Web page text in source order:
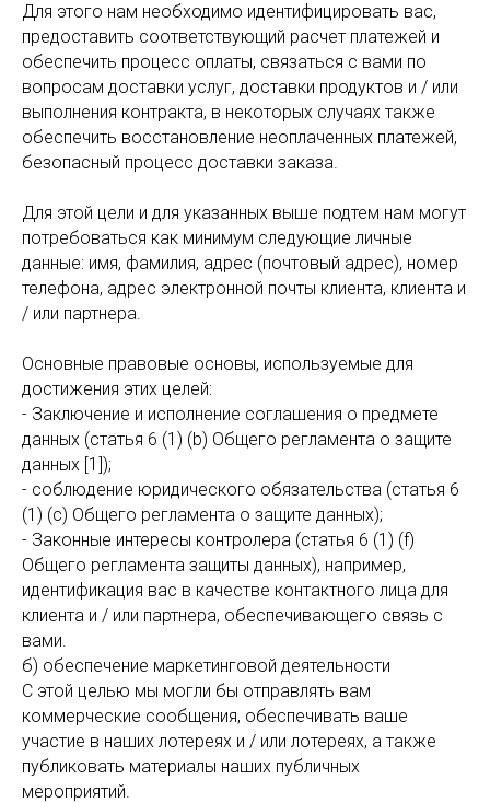
Для этого нам необходимо идентифицировать вас,
предоставить соответствующий расчет платежей и
обеспечить процесс оплаты, связаться с вами по
вопросам доставки услуг, доставки продуктов и / или
выполнения контракта, в некоторых случаях также
обеспечить восстановление неоплаченных платежей,
безопасный процесс доставки заказа.
Для этой цели и для указанных выше подтем нам могут
потребоваться как минимум следующие личные
данные: имя, фамилия, адрес (почтовый адрес), номер
телефона, адрес электронной почты клиента, клиента и
/ или партнера.
Основные правовые основы, используемые для
достижения этих целей:
- Заключение и исполнение соглашения о предмете
данных (статья 6 (1) (b) Общего регламента о защите
данных [1]);
- соблюдение юридического обязательства (статья 6
(1) (с) Общего регламента о защите данных);
- Законные интересы контролера (статья 6 (1) (f)
Общего регламента защиты данных), например,
идентификация вас в качестве контактного лица для
клиента и / или партнера, обеспечивающего связь с
вами.
б) обеспечение маркетинговой деятельности
С этой целью мы могли бы отправлять вам
коммерческие сообщения, обеспечивать ваше
участие в наших лотереях и / или лотереях, а также
публиковать материалы наших публичных
мероприятий.